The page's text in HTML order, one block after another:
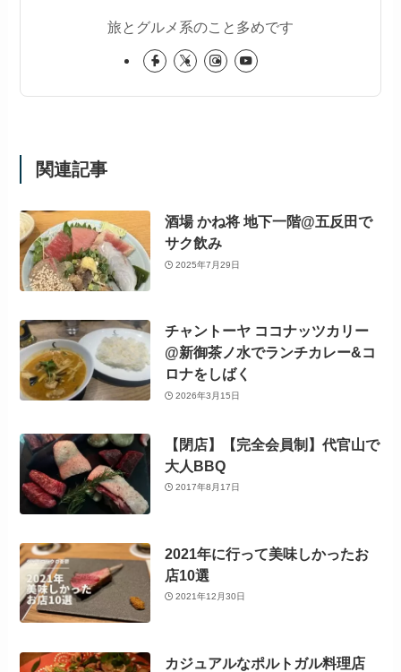
旅とグルメ系のこと多めです
関連記事
酒場 かね将 地下一階@五反田で
サク飲み
2025年7月29日
チャントーヤ ココナッツカリー
@新御茶ノ水でランチカレー&コ
ロナをしばく
2026年3月15日
【閉店】【完全会員制】代官山で
大人BBQ
2017年8月17日
2021年に行って美味しかったお
店10選
2021年12月30日
カジュアルなポルトガル料理店